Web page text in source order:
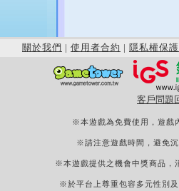
關於我們 | 使用者合約 | 隱私權保護
客戶問題
※本遊戲為免費使用，遊戲
※請注意遊戲時間，避免
※本遊戲提供之機會中獎商品，
※於平台上尊重包容多元性別